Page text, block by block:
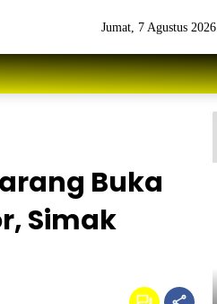
Jumat, 7 Agustus 2026
Buka
Simak